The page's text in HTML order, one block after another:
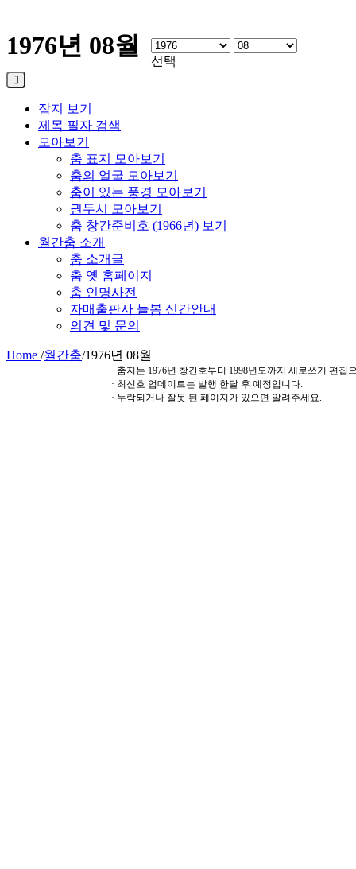
1976년 08월
선택
잡지 보기
제목 필자 검색
모아보기
춤 표지 모아보기
춤의 얼굴 모아보기
춤이 있는 풍경 모아보기
권두시 모아보기
춤 창간준비호 (1966년) 보기
월간춤 소개
춤 소개글
춤 옛 홈페이지
춤 인명사전
자매출판사 늘봄 신간안내
의견 및 문의
Home /월간춤/1976년 08월
· 춤지는 1976년 창간호부터 1998년도까지 세로쓰기 편집
· 최신호 업데이트는 발행 한달 후 예정입니다.
· 누락되거나 잘못 된 페이지가 있으면 알려주세요.